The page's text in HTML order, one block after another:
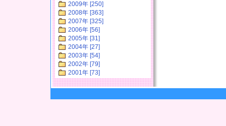
2009年 [250]
2008年 [363]
2007年 [325]
2006年 [56]
2005年 [31]
2004年 [27]
2003年 [54]
2002年 [79]
2001年 [73]